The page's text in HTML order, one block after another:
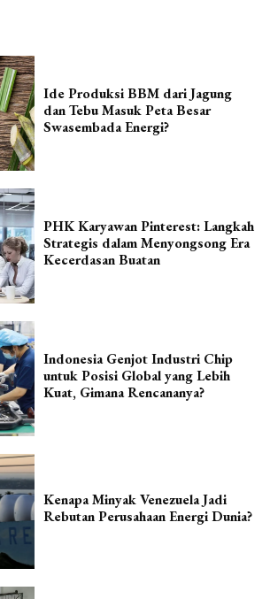
Ide Produksi BBM dari Jagung
dan Tebu Masuk Peta Besar
Swasembada Energi?
PHK Karyawan Pinterest: Langkah
Strategis dalam Menyongsong Era
Kecerdasan Buatan
Indonesia Genjot Industri Chip
untuk Posisi Global yang Lebih
Kuat, Gimana Rencananya?
Kenapa Minyak Venezuela Jadi
Rebutan Perusahaan Energi Dunia?